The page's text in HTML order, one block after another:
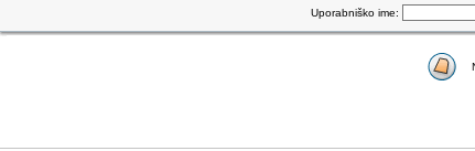
Uporabniško ime: